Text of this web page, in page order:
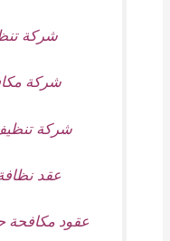
شركة
شركة
شركة
عقد
عقود مكافحة